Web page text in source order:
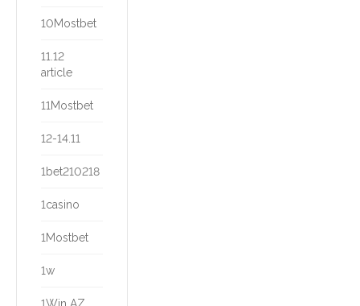
10Mostbet
11.12
article
11Mostbet
12-14.11
1bet210218
1casino
1Mostbet
1w